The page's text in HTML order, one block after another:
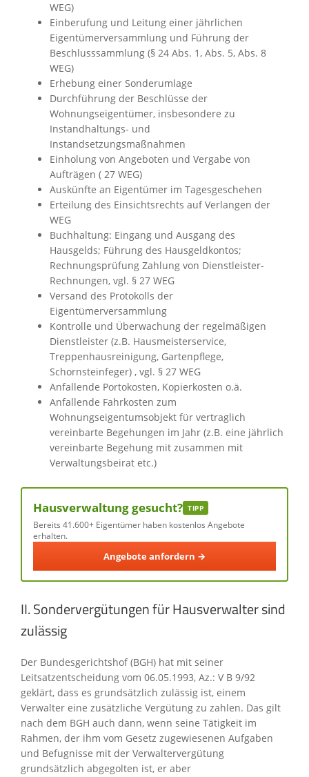
WEG)
Einberufung und Leitung einer jährlichen
Eigentümerversammlung und Führung der
Beschlusssammlung (§ 24 Abs. 1, Abs. 5, Abs. 8
WEG)
Erhebung einer Sonderumlage
Durchführung der Beschlüsse der
Wohnungseigentümer, insbesondere zu
Instandhaltungs- und
Instandsetzungsmaßnahmen
Einholung von Angeboten und Vergabe von
Aufträgen ( 27 WEG)
Auskünfte an Eigentümer im Tagesgeschehen
Erteilung des Einsichtsrechts auf Verlangen der
WEG
Buchhaltung: Eingang und Ausgang des
Hausgelds; Führung des Hausgeldkontos;
Rechnungsprüfung Zahlung von Dienstleister-
Rechnungen, vgl. § 27 WEG
Versand des Protokolls der
Eigentümerversammlung
Kontrolle und Überwachung der regelmäßigen
Dienstleister (z.B. Hausmeisterservice,
Treppenhausreinigung, Gartenpflege,
Schornsteinfeger) , vgl. § 27 WEG
Anfallende Portokosten, Kopierkosten o.ä.
Anfallende Fahrkosten zum
Wohnungseigentumsobjekt für vertraglich
vereinbarte Begehungen im Jahr (z.B. eine jährlich
vereinbarte Begehung mit zusammen mit
Verwaltungsbeirat etc.)
Hausverwaltung gesucht? TIPP
Bereits 41.600+ Eigentümer haben kostenlos Angebote
erhalten.
Angebote anfordern →
II. Sondervergütungen für Hausverwalter sind
zulässig
Der Bundesgerichtshof (BGH) hat mit seiner
Leitsatzentscheidung vom 06.05.1993, Az.: V B 9/92
geklärt, dass es grundsätzlich zulässig ist, einem
Verwalter eine zusätzliche Vergütung zu zahlen. Das gilt
nach dem BGH auch dann, wenn seine Tätigkeit im
Rahmen, der ihm vom Gesetz zugewiesenen Aufgaben
und Befugnisse mit der Verwaltervergütung
grundsätzlich abgegolten ist, er aber